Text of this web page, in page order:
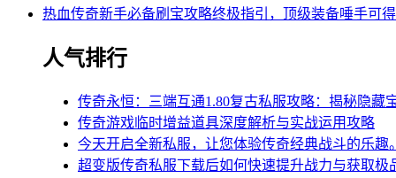
热血传奇新手必备刷宝攻略终极指引，顶级装备唾手可得
人气排行
传奇永恒：三端互通1.80复古私服攻略：揭秘隐藏
传奇游戏临时增益道具深度解析与实战运用攻略
今天开启全新私服，让您体验传奇经典战斗的乐趣。
超变版传奇私服下载后如何快速提升战力与获取极